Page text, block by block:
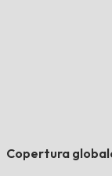
Copertura